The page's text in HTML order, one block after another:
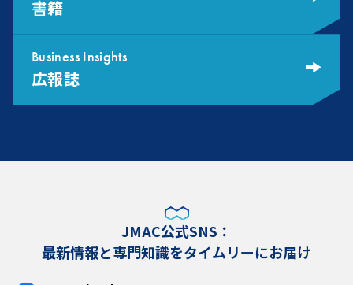
書籍
Business Insights
広報誌
JMAC公式SNS：
最新情報と専門知識をタイムリーにお届け